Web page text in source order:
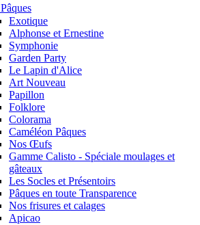
Pâques
Exotique
Alphonse et Ernestine
Symphonie
Garden Party
Le Lapin d'Alice
Art Nouveau
Papillon
Folklore
Colorama
Caméléon Pâques
Nos Œufs
Gamme Calisto - Spéciale moulages et
gâteaux
Les Socles et Présentoirs
Pâques en toute Transparence
Nos frisures et calages
Apicao